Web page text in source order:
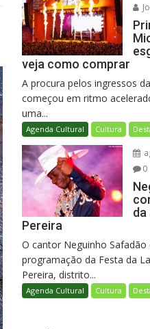
veja como comprar
A procura pelos ingressos
começou em ritmo
uma...
Agenda Cultural Cultura
0
da
Pereira
O cantor Neguinho
programação da Festa da
Pereira, distrito...
Agenda Cultural Cultura